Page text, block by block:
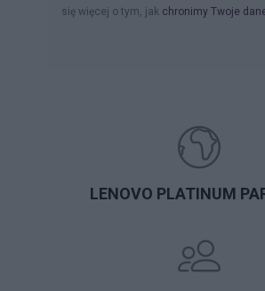
się więcej o tym, jak chronimy Twoje
LENOVO PLATINUM